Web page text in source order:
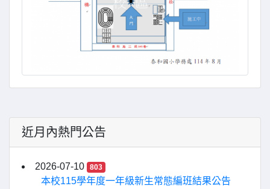
近月內熱門公告
2026-07-10 803
本校115學年度一年級新生常態編班結果公告